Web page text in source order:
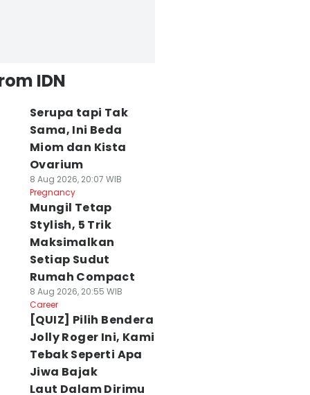
IDN
Serupa tapi Tak
Sama, Ini Beda
Miom dan Kista
Ovarium
8 Aug 2026, 20:07 WIB
Pregnancy
Mungil Tetap
Stylish, 5 Trik
Maksimalkan
Setiap Sudut
Rumah Compact
8 Aug 2026, 20:55 WIB
Career
[QUIZ] Pilih Bendera
Jolly Roger Ini, Kami
Tebak Seperti Apa
Jiwa Bajak
Laut Dalam Dirimu